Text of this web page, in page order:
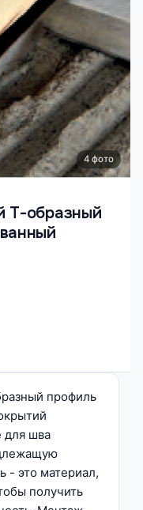
4 фото
Т-образный
профиль
для шва
- это материал,
получить